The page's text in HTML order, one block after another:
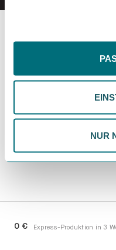
der EU, beispielsweise
Inhalte eingeschränkt
deiner Präferenzen. Du
ändern. Weitere
Datenschutzrichtlinie.
NUR
0 € Express-Produktion in 3